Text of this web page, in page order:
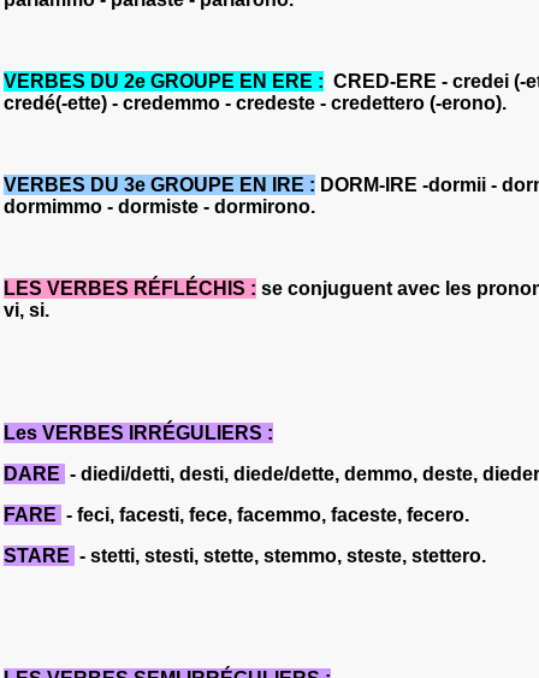
VERBES DU 2e GROUPE EN ERE : CRED-ERE - credei (-
credé(-ette) - credemmo - credeste - credettero (-erono).
VERBES DU 3e GROUPE EN IRE : DORM-IRE -dormii -
dormimmo - dormiste - dormirono.
LES VERBES RÉFLÉCHIS : se conjuguent avec les
vi, si.
Les VERBES IRRÉGULIERS :
DARE - diedi/detti, desti, diede/dette, demmo, deste,
FARE - feci, facesti, fece, facemmo, faceste, fecero.
STARE - stetti, stesti, stette, stemmo, steste, stettero.